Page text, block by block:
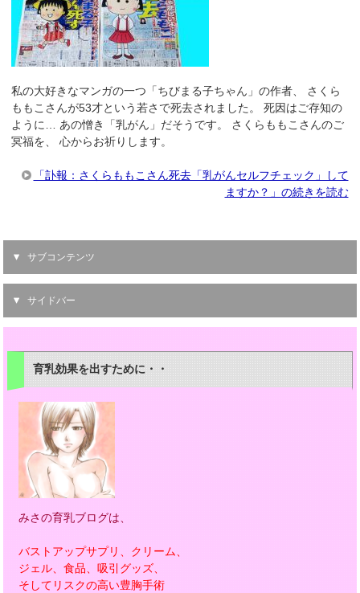
私の大好きなマンガの一つ「ちびまる子ちゃん」の作者、 さくら
ももこさんが53才という若さで死去されました。 死因はご存知の
ように… あの憎き「乳がん」だそうです。 さくらももこさんのご
冥福を、 心からお祈りします。
「訃報：さくらももこさん死去「乳がんセルフチェック」して
ますか？」の続きを読む
サブコンテンツ
サイドバー
育乳効果を出すために・・
みさの育乳ブログは、
バストアップサプリ、クリーム、
ジェル、食品、吸引グッズ、
そしてリスクの高い豊胸手術